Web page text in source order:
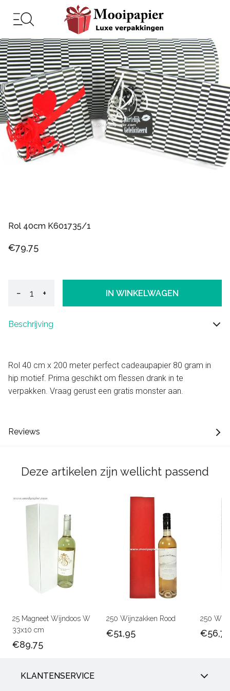
Rol 40cm K601735/1
€79,75
− + IN WINKELWAGEN
Beschrijving
Rol 40 cm x 200 meter perfect cadeaupapier 80 gram in
hip motief. Prima geschikt om flessen drank in te
verpakken. Vraag gerust een gratis monster aan.
Reviews
Deze artikelen zijn wellicht passend
25 Magneet Wijndoos W
33x10 cm
€89,75
250 Wijnzakken Rood
€51,95
250
€56,75
KLANTENSERVICE